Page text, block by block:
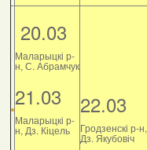
20.03
Маларыцкі р-
н, С. Абрамчук
21.03
Маларыцкі р-
н, Дз. Кіцель
22.03
Гродзенскі р-н,
Дз. Якубовіч